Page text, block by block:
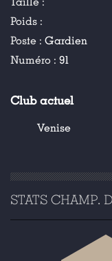
Poids :
Poste : Gardien
Numéro : 91
Club actuel
Venise
STATS CHAMP.